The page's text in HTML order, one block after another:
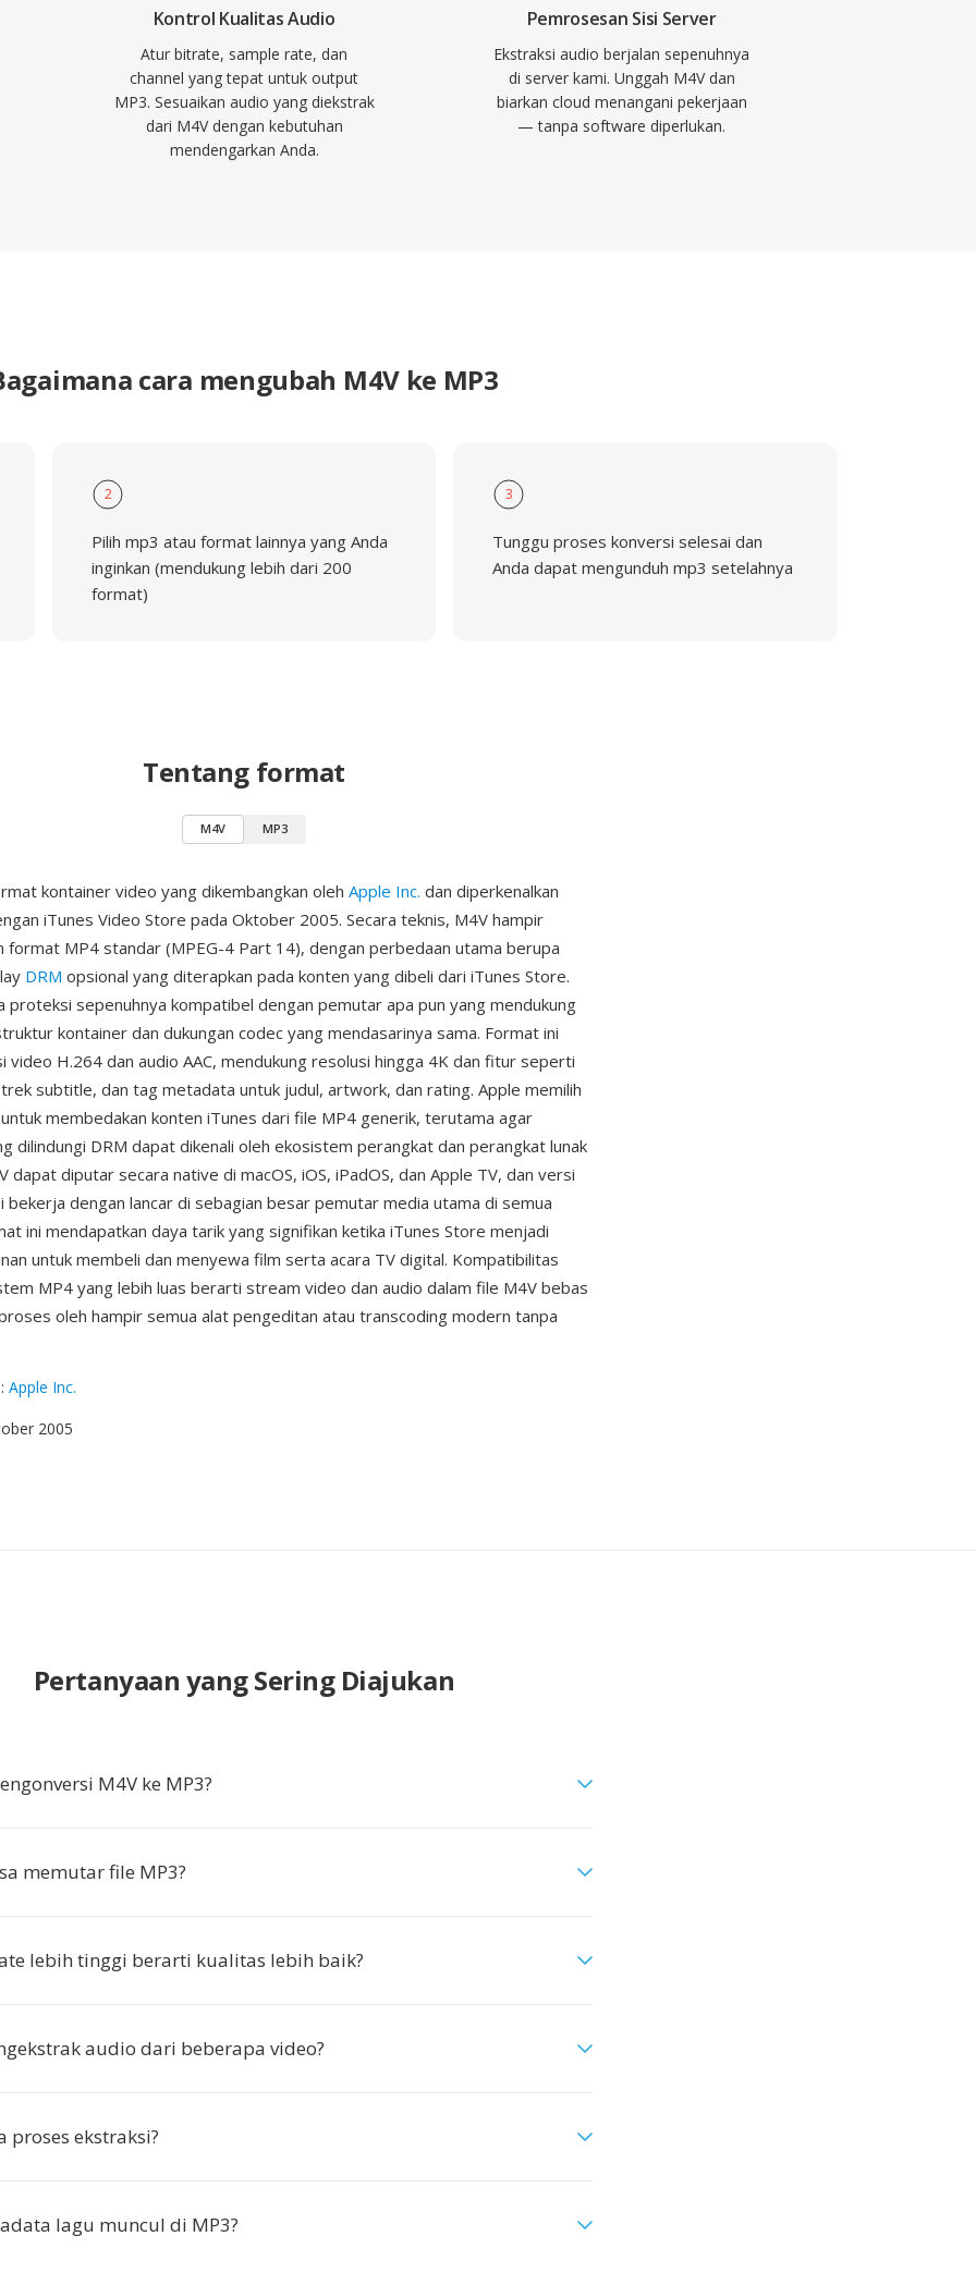
Kontrol Kualitas Audio
Atur bitrate, sample rate, dan
channel yang tepat untuk output
MP3. Sesuaikan audio yang diekstrak
dari M4V dengan kebutuhan
mendengarkan Anda.
Pemrosesan Sisi Server
Ekstraksi audio berjalan sepenuhnya
di server kami. Unggah M4V dan
biarkan cloud menangani pekerjaan
— tanpa software diperlukan.
cara mengubah M4V ke MP3
2
Pilih mp3 atau format lainnya yang Anda
inginkan (mendukung lebih dari 200
format)
3
Tunggu proses konversi selesai dan
Anda dapat mengunduh mp3 setelahnya
Tentang format
M4V MP3
kontainer video yang dikembangkan oleh Apple Inc. dan diperkenalkan
iTunes Video Store pada Oktober 2005. Secara teknis, M4V hampir
format MP4 standar (MPEG-4 Part 14), dengan perbedaan utama berupa
DRM opsional yang diterapkan pada konten yang dibeli dari iTunes Store.
proteksi sepenuhnya kompatibel dengan pemutar apa pun yang mendukung
kontainer dan dukungan codec yang mendasarinya sama. Format ini
video H.264 dan audio AAC, mendukung resolusi hingga 4K dan fitur seperti
subtitle, dan tag metadata untuk judul, artwork, dan rating. Apple memilih
membedakan konten iTunes dari file MP4 generik, terutama agar
dilindungi DRM dapat dikenali oleh ekosistem perangkat dan perangkat lunak
dapat diputar secara native di macOS, iOS, iPadOS, dan Apple TV, dan versi
dengan lancar di sebagian besar pemutar media utama di semua
ini mendapatkan daya tarik yang signifikan ketika iTunes Store menjadi
untuk membeli dan menyewa film serta acara TV digital. Kompatibilitas
MP4 yang lebih luas berarti stream video dan audio dalam file M4V bebas
oleh hampir semua alat pengeditan atau transcoding modern tanpa
: Apple Inc.
2005
Pertanyaan yang Sering Diajukan
M4V ke MP3?
memutar file MP3?
lebih tinggi berarti kualitas lebih baik?
audio dari beberapa video?
proses ekstraksi?
lagu muncul di MP3?